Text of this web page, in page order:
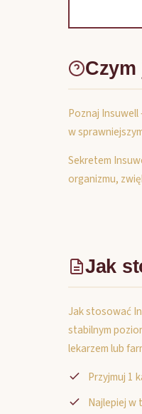
Poznaj
w
Sekretem
organizmu,
Jak
Jak stosować
stabilnym
lekarzem lub
Przyjmuj 1
Najlepiej w